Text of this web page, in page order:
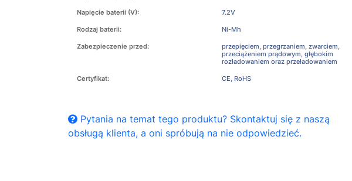
Napięcie baterii (V): 7.2V
Rodzaj baterii: Ni-Mh
Zabezpieczenie przed:
przepięciem, przegrzaniem, zwarciem,
przeciążeniem prądowym, głębokim
rozładowaniem oraz przeładowaniem
Certyfikat: CE, RoHS
Pytania na temat tego produktu? Skontaktuj się z naszą
obsługą klienta, a oni spróbują na nie odpowiedzieć.